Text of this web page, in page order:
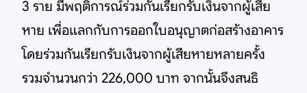
3 ราย มีพฤติการณ์ร่วมกันเรียกรับเงินจากผู้เสีย
หาย เพื่อแลกกับการออกใบอนุญาตก่อสร้างอาคาร
โดยร่วมกันเรียกรับเงินจากผู้เสียหายหลายครั้ง
รวมจำนวนกว่า 226,000 บาท จากนั้นจึงสนธิ